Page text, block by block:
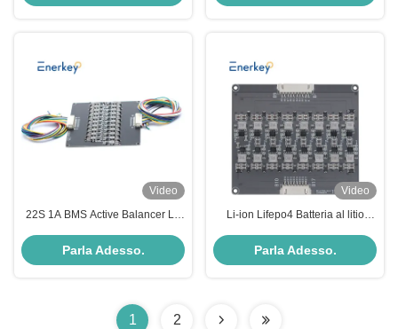
Video
22S 1A BMS Active Balancer Li-
Equalizer per E Scooter
Parla Adesso.
Video
Li-ion Lifepo4 Batteria al litio
bilanciatore di trasferimento di
Parla Adesso.
1 2